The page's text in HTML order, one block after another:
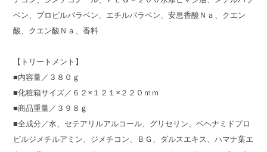
ベン、プロピルパラベン、エチルパラベン、安息香酸Ｎａ、クエン
酸、クエン酸Ｎａ、香料
【トリートメント】
■内容量／３８０ｇ
■化粧箱サイズ／６２×１２１×２２０ｍｍ
■商品重量／３９８ｇ
■全成分／水、セテアリルアルコール、グリセリン、ベヘナミドプロ
ピルジメチルアミン、ジメチコン、ＢＧ、ダルスエキス、ハマナ葉エ